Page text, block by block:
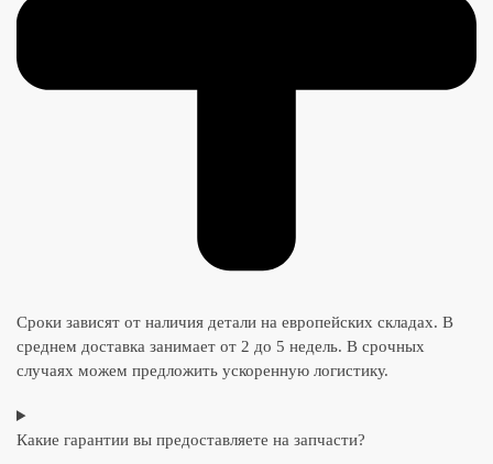
Сроки зависят от наличия детали на европейских складах. В
среднем доставка занимает от 2 до 5 недель. В срочных
случаях можем предложить ускоренную логистику.
Какие гарантии вы предоставляете на запчасти?